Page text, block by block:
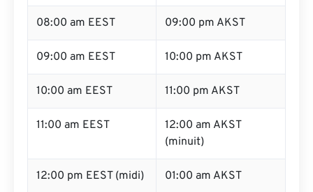
08:00 am EEST 09:00 pm AKST
09:00 am EEST 10:00 pm AKST
10:00 am EEST 11:00 pm AKST
11:00 am EEST
12:00 am AKST
(minuit)
12:00 pm EEST (midi) 01:00 am AKST